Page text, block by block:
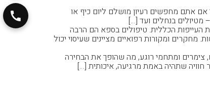
אתם מחפשים רעיון מושלם ליום כיף או
מטיולים בנחלים ועד […]
העייפות הכללית. טיפולים בספא הם הרבה
ומקורות רפואיים מציינים שעיסוי יכול
ומתחמי רוגע, מה שהופך את הבחירה
שתהיה באמת מרגיעה, איכותית […]